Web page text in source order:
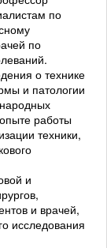
по
по
о технике
и патологии
работы
техники,
и
и врачей,
исследования